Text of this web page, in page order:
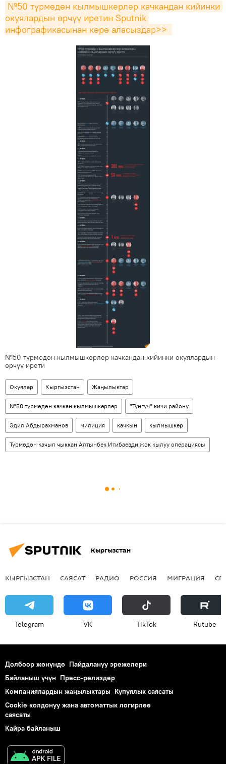
№50 түрмөдөн кылмышкерлер качкандан кийинки
окуялардын өрчүү иретин Sputnik
инфографикасынан көрө аласыздар>>
№50 түрмөдөн кылмышкерлер качкандан кийинки окуялардын
өрчүү ирети
Окуялар Кыргызстан Жаңылыктар
№50 түрмөдөн качкан кылмышкерлер "Туңгуч" кичи району
Эдил Абдырахманов милиция качкын кылмышкер
Түрмөдөн качып чыккан Алтынбек Итибаевди жок кылуу операциясы
Кыргызстан
КЫРГЫЗСТАН САЯСАТ РАДИО РОССИЯ МИГРАЦИЯ
Telegram VK ТikТоk Rutube
Долбоор жөнүндө Пайдалануу эрежелери
Байланыш үчүн Пресс-релиздер
Компаниялардын жаңылыктары Купуялык саясаты
Cookie колдонуу жана автоматтык логирлөө
саясаты
Кайра байланыш